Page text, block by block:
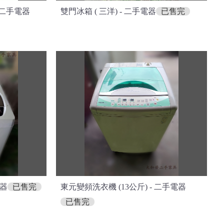
手電器 雙門冰箱 ( 三洋) - 二手電器 已售完
已售完
東元變頻洗衣機 (13公斤) - 二手電器
已售完